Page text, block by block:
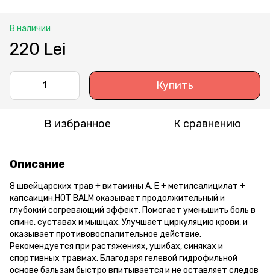
В наличии
220 Lei
Купить
В избранное К сравнению
Описание
8 швейцарских трав + витамины А, Е + метилсалицилат +
капсаицин.HOT BALM оказывает продолжительный и
глубокий согревающий эффект. Помогает уменьшить боль в
спине, суставах и мышцах. Улучшает циркуляцию крови, и
оказывает противовоспалительное действие.
Рекомендуется при растяжениях, ушибах, синяках и
спортивных травмах. Благодаря гелевой гидрофильной
основе бальзам быстро впитывается и не оставляет следов